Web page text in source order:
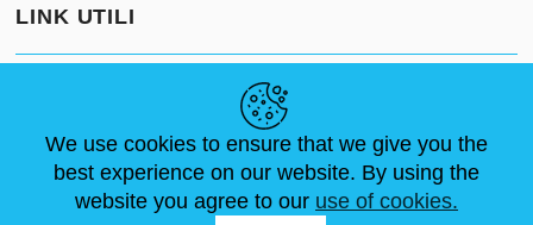
LINK UTILI
ABOUT USDIMENSIONI STANDARD
CONTATTACI
SEGUICI
We use cookies to ensure that we give you the
best experience on our website. By using the
website you agree to our use of cookies.